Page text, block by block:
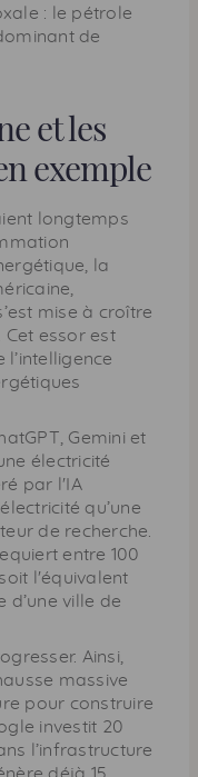
: le pétrole
de
et les
exemple
longtemps
la
mise à croître
Cet essor est
Gemini et
électricité
par l'IA
qu’une
de recherche.
entre 100
l'équivalent
ville de
Ainsi,
massive
pour construire
investit 20
l’infrastructure
déjà 15